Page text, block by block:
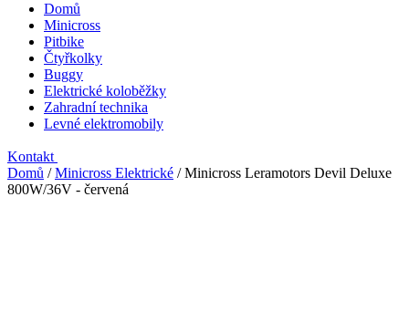
Domů
Minicross
Pitbike
Čtyřkolky
Buggy
Elektrické koloběžky
Zahradní technika
Levné elektromobily
Kontakt
Domů / Minicross Elektrické / Minicross Leramotors Devil Deluxe
800W/36V - červená